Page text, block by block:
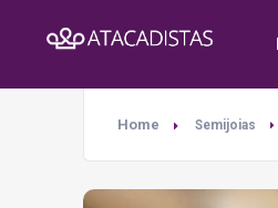
Home Semijoias